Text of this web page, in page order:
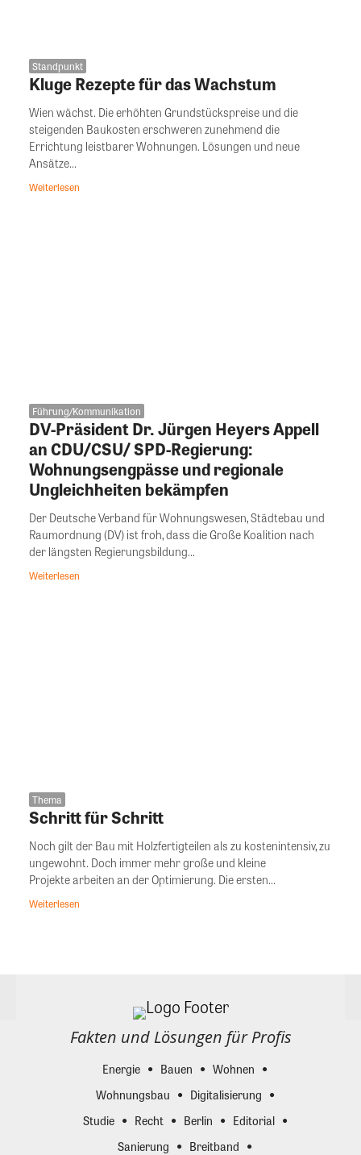
Standpunkt
Kluge Rezepte für das Wachstum
Wien wächst. Die erhöhten Grundstückspreise und die
steigenden Baukosten erschweren zunehmend die
Errichtung leistbarer Wohnungen. Lösungen und neue
Ansätze...
Weiterlesen
Führung/Kommunikation
DV-Präsident Dr. Jürgen Heyers Appell
an CDU/CSU/ SPD-Regierung:
Wohnungsengpässe und regionale
Ungleichheiten bekämpfen
Der Deutsche Verband für Wohnungswesen, Städtebau und
Raumordnung (DV) ist froh, dass die Große Koalition nach
der längsten Regierungsbildung...
Weiterlesen
Thema
Schritt für Schritt
Noch gilt der Bau mit Holzfertigteilen als zu kostenintensiv, zu
ungewohnt. Doch immer mehr große und kleine
Projekte arbeiten an der Optimierung. Die ersten...
Weiterlesen
Fakten und Lösungen für Profis
Energie Bauen
Wohnen
Wohnungsbau
Digitalisierung
Studie
Recht Berlin
Editorial
Sanierung
Breitband